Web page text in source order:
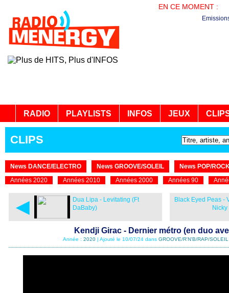
EN CE MOMENT :
RADIO PLAYLISTS INFOS JEUX
CLIPS
News DANCE/ELECTRO News GROOVE/SOLEIL
News POP/
Années 2020
Années 2010 Années 2000 Années 90
◄
Dua Lipa - Levitating (Ft
DaBaby)
Black Eyed Peas -
Nicky
Kendji Girac - Dernier métro (en duo
Année : 2020 | Ajouté le 10/07/24 dans GROOVE/R'N'B/RAP/